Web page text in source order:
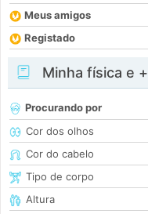
Meus amigos
Registado
Minha física e +
Procurando por
Cor dos olhos
Cor do cabelo
Tipo de corpo
Altura